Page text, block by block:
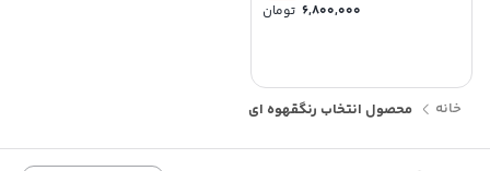
6,800,000 تومان
خانه محصول انتخاب رنگقهوه ای